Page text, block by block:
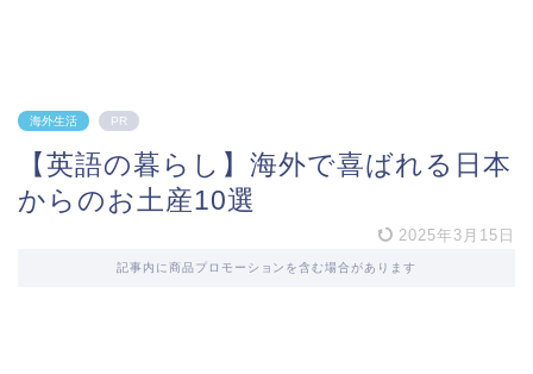
海外生活 PR
【英語の暮らし】海外で喜ばれる日本
からのお土産10選
2025年3月15日
記事内に商品プロモーションを含む場合があります